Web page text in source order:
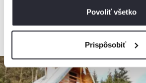
Povoliť všetko
Prispôsobiť
od110€ / noc